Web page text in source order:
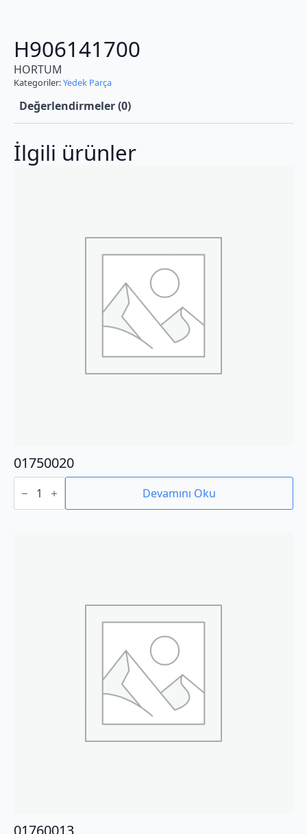
H906141700
HORTUM
Kategoriler:Yedek Parça
Değerlendirmeler (0)
İlgili ürünler
01750020
01750020
adet Devamını Oku
01760013